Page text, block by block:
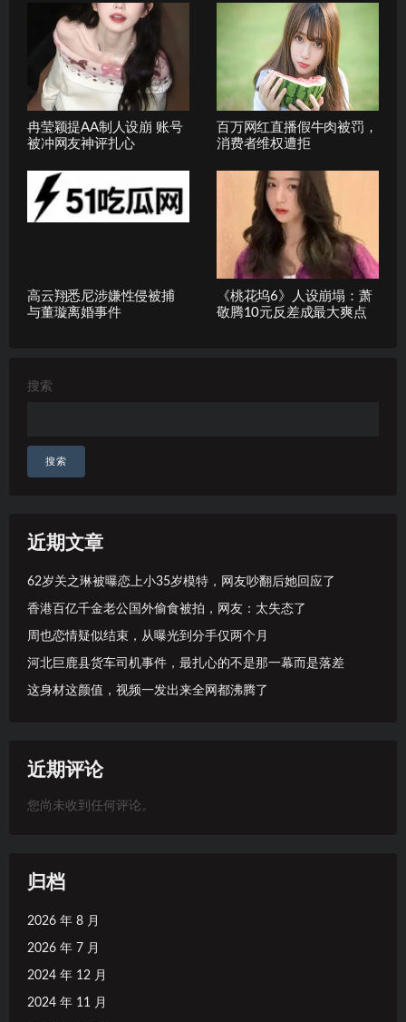
冉莹颖提AA制人设崩 账号
被冲网友神评扎心
百万网红直播假牛肉被罚，
消费者维权遭拒
高云翔悉尼涉嫌性侵被捕
与董璇离婚事件
《桃花坞6》人设崩塌：萧
敬腾10元反差成最大爽点
搜索
搜索
近期文章
62岁关之琳被曝恋上小35岁模特，网友吵翻后她回应了
香港百亿千金老公国外偷食被拍，网友：太失态了
周也恋情疑似结束，从曝光到分手仅两个月
河北巨鹿县货车司机事件，最扎心的不是那一幕而是落差
这身材这颜值，视频一发出来全网都沸腾了
近期评论
您尚未收到任何评论。
归档
2026 年 8 月
2026 年 7 月
2024 年 12 月
2024 年 11 月